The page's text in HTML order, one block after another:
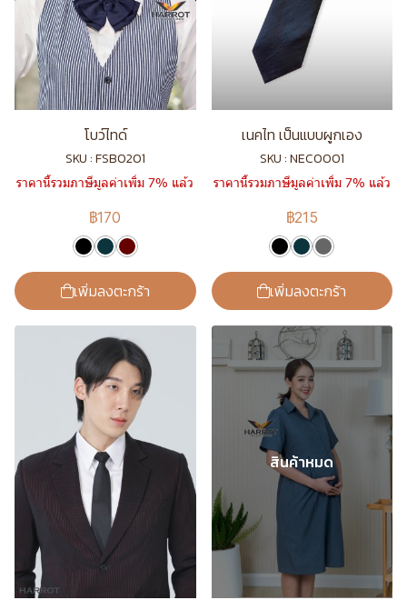
โบว์ไทด์
SKU : FSB0201
ราคานี้รวมภาษีมูลค่าเพิ่ม 7% แล้ว
฿170
เพิ่มลงตะกร้า
เนคไท เป็นแบบผูกเอง
SKU : NEC0001
ราคานี้รวมภาษีมูลค่าเพิ่ม 7% แล้ว
฿215
เพิ่มลงตะกร้า
สินค้าหมด